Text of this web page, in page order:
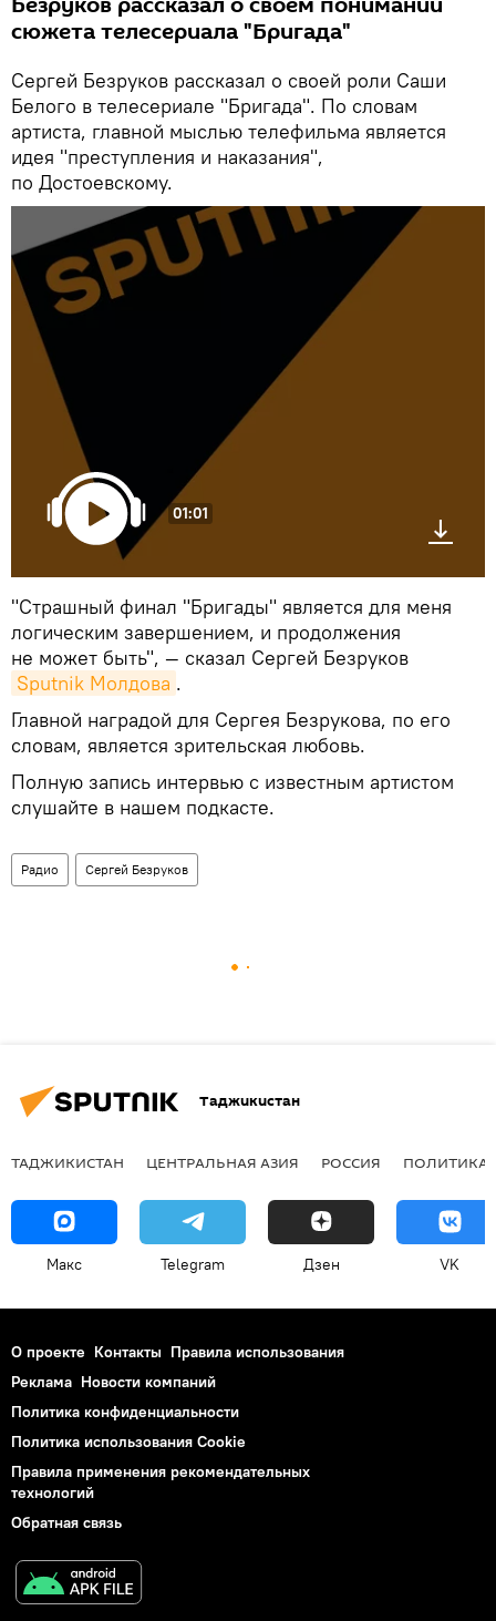
сюжета телесериала "Бригада"
Сергей Безруков рассказал о своей роли Саши
Белого в телесериале "Бригада". По словам
артиста, главной мыслью телефильма является
идея "преступления и наказания",
по Достоевскому.
01:01
"Страшный финал "Бригады" является для меня
логическим завершением, и продолжения
не может быть", — сказал Сергей Безруков
Sputnik Молдова .
Главной наградой для Сергея Безрукова, по его
словам, является зрительская любовь.
Полную запись интервью с известным артистом
слушайте в нашем подкасте.
Радио Сергей Безруков
Таджикистан
ТАДЖИКИСТАН ЦЕНТРАЛЬНАЯ АЗИЯ РОССИЯ ПОЛИТИКА
Макс Telegram Дзен VK
О проекте Контакты Правила использования
Реклама Новости компаний
Политика конфиденциальности
Политика использования Cookie
Правила применения рекомендательных
технологий
Обратная связь